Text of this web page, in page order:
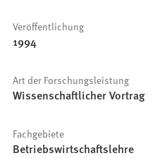
Veröffentlichung
1994
Art der Forschungsleistung
Wissenschaftlicher Vortrag
Fachgebiete
Betriebswirtschaftslehre